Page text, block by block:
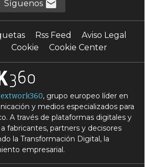
Síguenos
Rss Feed
Aviso Legal
Cookie Cookie Center
, grupo europeo líder en
y medios especializados para
A través de plataformas digitales y
fabricantes, partners y decisores
la Transformación Digital, la
empresarial.